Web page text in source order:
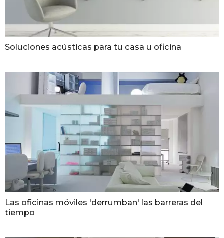
Soluciones acústicas para tu casa u oficina
Las oficinas móviles 'derrumban' las barreras del
tiempo